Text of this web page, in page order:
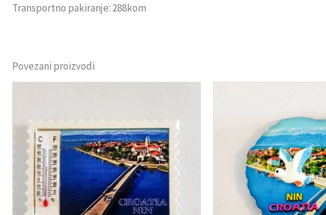
Transportno pakiranje: 288kom
Povezani proizvodi